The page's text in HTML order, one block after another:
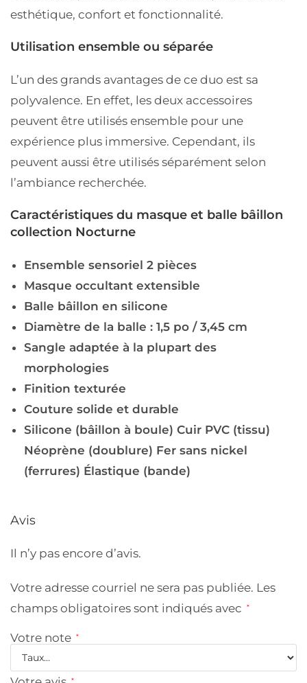
esthétique, confort et fonctionnalité.
Utilisation ensemble ou séparée
L’un des grands avantages de ce duo est sa
polyvalence. En effet, les deux accessoires
peuvent être utilisés ensemble pour une
expérience plus immersive. Cependant, ils
peuvent aussi être utilisés séparément selon
l’ambiance recherchée.
Caractéristiques du masque et balle bâillon
collection Nocturne
Ensemble sensoriel 2 pièces
Masque occultant extensible
Balle bâillon en silicone
Diamètre de la balle : 1,5 po / 3,45 cm
Sangle adaptée à la plupart des
morphologies
Finition texturée
Couture solide et durable
Silicone (bâillon à boule) Cuir PVC (tissu)
Néoprène (doublure) Fer sans nickel
(ferrures) Élastique (bande)
Avis
Il n’y pas encore d’avis.
Votre adresse courriel ne sera pas publiée. Les
champs obligatoires sont indiqués avec
*
Votre note *
*